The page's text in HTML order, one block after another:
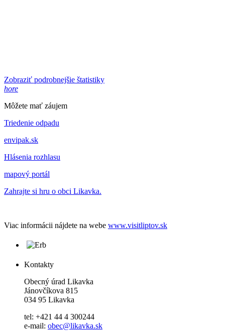
Zobraziť podrobnejšie štatistiky
hore
Môžete mať záujem
Triedenie odpadu
envipak.sk
Hlásenia rozhlasu
mapový portál
Zahrajte si hru o obci Likavka.
Viac informácii nájdete na webe www.visitliptov.sk
Kontakty
Obecný úrad Likavka
Jánovčíkova 815
034 95 Likavka
tel: +421 44 4 300244
e-mail: obec@likavka.sk